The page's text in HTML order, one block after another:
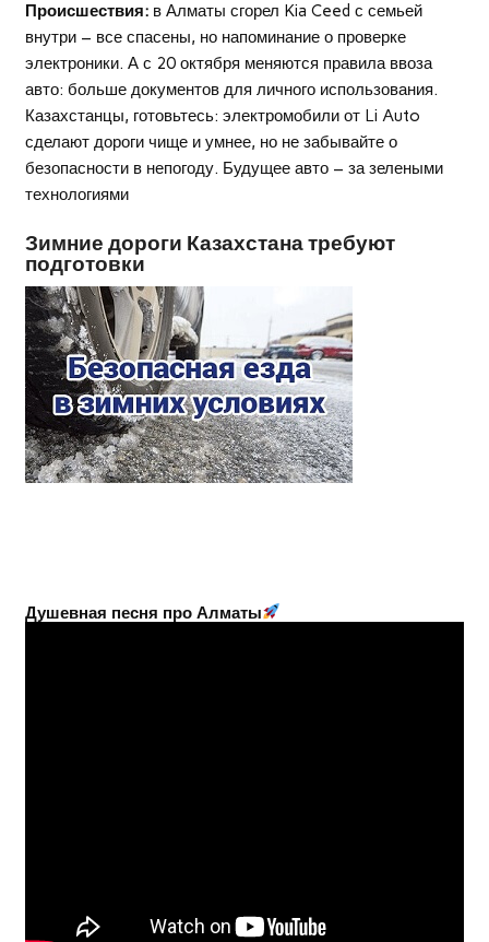
Происшествия:в Алматы сгорел Kia Ceed с семьей
внутри – все спасены, но напоминание о проверке
электроники. А с 20 октября меняются правила ввоза
авто: больше документов для личного использования.
Казахстанцы, готовьтесь: электромобили от Li Auto
сделают дороги чище и умнее, но не забывайте о
безопасности в непогоду. Будущее авто – за зелеными
технологиями
Зимние дороги Казахстана требуют
подготовки
Душевная песня про Алматы